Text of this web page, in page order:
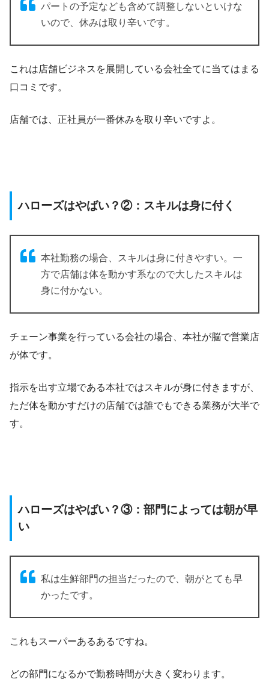
パートの予定なども含めて調整しないといけな
いので、休みは取り辛いです。
これは店舗ビジネスを展開している会社全てに当てはまる
口コミです。
店舗では、正社員が一番休みを取り辛いですよ。
ハローズはやばい？②：スキルは身に付く
本社勤務の場合、スキルは身に付きやすい。一
方で店舗は体を動かす系なので大したスキルは
身に付かない。
チェーン事業を行っている会社の場合、本社が脳で営業店
が体です。
指示を出す立場である本社ではスキルが身に付きますが、
ただ体を動かすだけの店舗では誰でもできる業務が大半で
す。
ハローズはやばい？③：部門によっては朝が早
い
私は生鮮部門の担当だったので、朝がとても早
かったです。
これもスーパーあるあるですね。
どの部門になるかで勤務時間が大きく変わります。